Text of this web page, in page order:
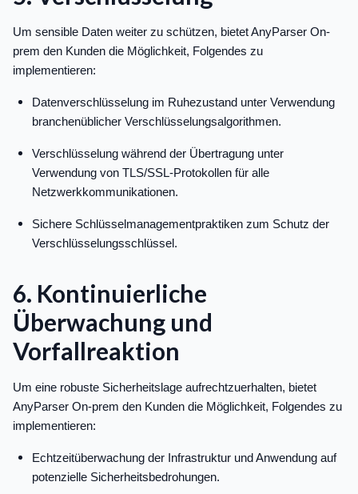
Um sensible Daten weiter zu schützen, bietet AnyParser On-
prem den Kunden die Möglichkeit, Folgendes zu
implementieren:
Datenverschlüsselung im Ruhezustand unter Verwendung
branchenüblicher Verschlüsselungsalgorithmen.
Verschlüsselung während der Übertragung unter
Verwendung von TLS/SSL-Protokollen für alle
Netzwerkkommunikationen.
Sichere Schlüsselmanagementpraktiken zum Schutz der
Verschlüsselungsschlüssel.
6. Kontinuierliche
Überwachung und
Vorfallreaktion
Um eine robuste Sicherheitslage aufrechtzuerhalten, bietet
AnyParser On-prem den Kunden die Möglichkeit, Folgendes zu
implementieren:
Echtzeitüberwachung der Infrastruktur und Anwendung auf
potenzielle Sicherheitsbedrohungen.